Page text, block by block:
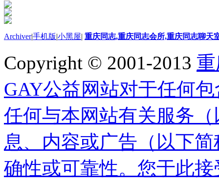
Archiver|手机版|小黑屋| 重庆同志,重庆同志会所,重庆同志聊天
Copyright © 2001-2013
GAY公益网站对于任何
任何与本网站有关服务
息、内容或广告（以下
确性或可靠性。您于此